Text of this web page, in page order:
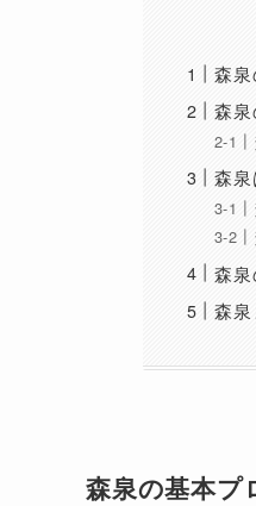
森
森
森
森
森
森泉の基本プ